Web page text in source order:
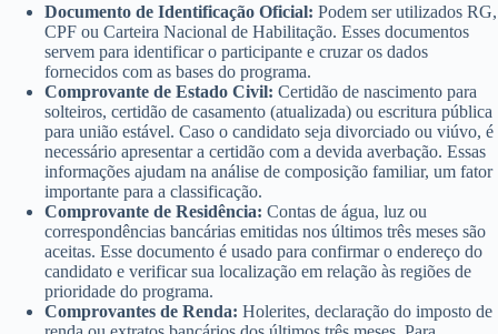
Documento de Identificação Oficial: Podem ser utilizados RG,
CPF ou Carteira Nacional de Habilitação. Esses documentos
servem para identificar o participante e cruzar os dados
fornecidos com as bases do programa.
Comprovante de Estado Civil: Certidão de nascimento para
solteiros, certidão de casamento (atualizada) ou escritura pública
para união estável. Caso o candidato seja divorciado ou viúvo, é
necessário apresentar a certidão com a devida averbação. Essas
informações ajudam na análise de composição familiar, um fator
importante para a classificação.
Comprovante de Residência: Contas de água, luz ou
correspondências bancárias emitidas nos últimos três meses são
aceitas. Esse documento é usado para confirmar o endereço do
candidato e verificar sua localização em relação às regiões de
prioridade do programa.
Comprovantes de Renda: Holerites, declaração do imposto de